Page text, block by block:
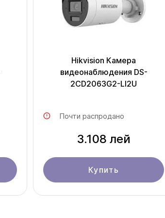
Hikvision Камера
видеонаблюдения DS-
2CD2063G2-LI2U
Почти распродано
3.108 лей
Купить